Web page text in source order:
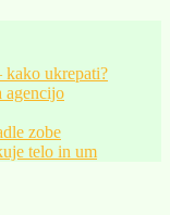
kako ukrepati?
agencijo
zobe
telo in um